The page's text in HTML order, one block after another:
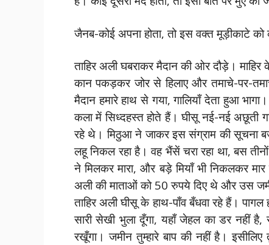
जैनब-कोई अपना होता, तो इस वक्त मूड़ीकाटे को
ताहिर अली घबराकर मैदान की ओर दौड़े।
कान पकड़कर जोर से हिलाए और तमाचे-पर-
मैदान हमारे हाथ से गया, गालियाँ देता हुआ
कला में सिध्दहस्त होते हैं। घीसू नई-नई अछूती
रहे थे। मिठुआ ने जाकर इस संग्राम की सूचना
लहू निकल रहा है। वह भैंसें चरा रहा था, बस
ने मिलकर मारा, और बड़े मियाँ भी निकलकर
अली की माताओं को 50 रुपये दिए थे और उस
ताहिर अली घीसू के हाथ-पाँव बँधवा रहे हैं।
सारी सेखी भुला दूँगा, यहाँ जेहल का डर नहीं
रखूँगा। जमीन तुम्हारे बाप की नहीं है।